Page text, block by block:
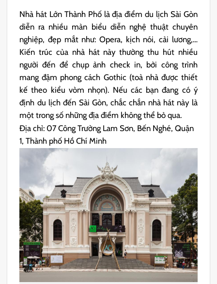
Nhà hát Lớn Thành Phố là địa điểm du lịch Sài Gòn
diễn ra nhiều màn biểu diễn nghệ thuật chuyên
nghiệp, đẹp mắt như: Opera, kịch nói, cải lương,…
Kiến trúc của nhà hát này thường thu hút nhiều
người đến để chụp ảnh check in, bởi công trình
mang đậm phong cách Gothic (toà nhà được thiết
kế theo kiểu vòm nhọn). Nếu các bạn đang có ý
định du lịch đến Sài Gòn, chắc chắn nhà hát này là
một trong số những địa điểm không thể bỏ qua.
Địa chỉ: 07 Công Trường Lam Sơn, Bến Nghé, Quận
1, Thành phố Hồ Chí Minh